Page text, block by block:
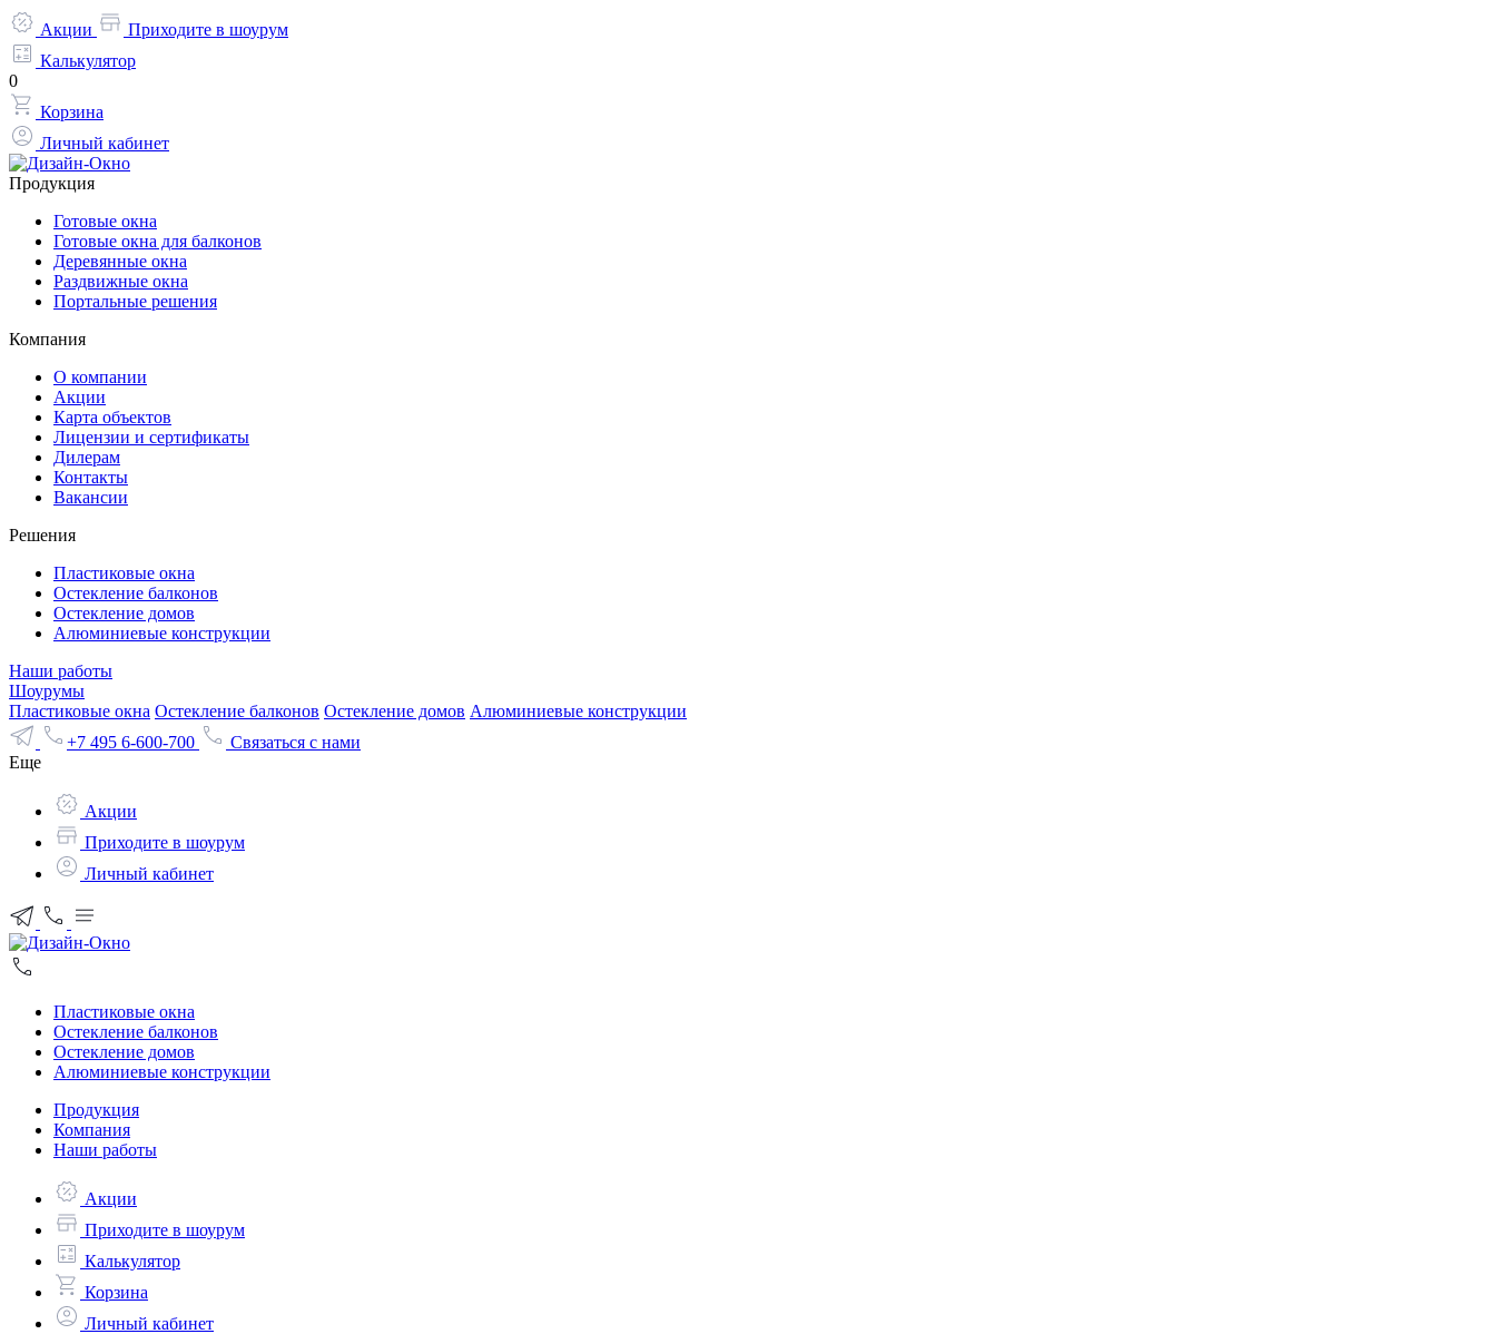
Акции
Приходите в шоурум
Калькулятор
0
Корзина
Личный кабинет
Продукция
Готовые окна
Готовые окна для балконов
Деревянные окна
Раздвижные окна
Портальные решения
Компания
О компании
Акции
Карта объектов
Лицензии и сертификаты
Дилерам
Контакты
Вакансии
Решения
Пластиковые окна
Остекление балконов
Остекление домов
Алюминиевые конструкции
Наши работы
Шоурумы
Пластиковые окна Остекление балконов Остекление домов Алюминиевые конструкции
+7 495 6-600-700
Связаться с нами
Еще
Акции
Приходите в шоурум
Личный кабинет
Пластиковые окна
Остекление балконов
Остекление домов
Алюминиевые конструкции
Продукция
Компания
Наши работы
Акции
Приходите в шоурум
Калькулятор
Корзина
Личный кабинет